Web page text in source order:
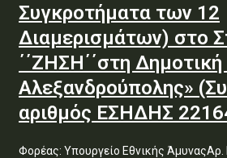
Συγκροτήματα των 12
Διαμερισμάτων) στο
΄΄ΖΗΣΗ΄΄στη
Αλεξανδρούπολης»
αριθμός ΕΣΗΔΗΣ
Φορέας: Υπουργείο Εθνικής